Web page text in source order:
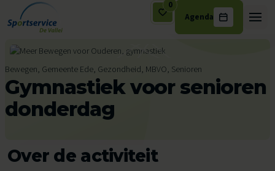
Ga naar de inhoud
0
Agenda
Bewegen, Gemeente Ede, Gezondheid, MBVO, Senioren
Gymnastiek voor senioren
donderdag
Over de activiteit